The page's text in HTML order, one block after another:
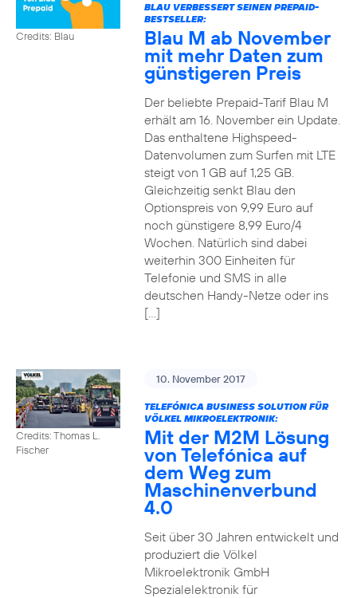
Credits: Blau
BLAU VERBESSERT SEINEN PREPAID-
BESTSELLER:
Blau M ab November
mit mehr Daten zum
günstigeren Preis
Der beliebte Prepaid-Tarif Blau M
erhält am 16. November ein Update.
Das enthaltene Highspeed-
Datenvolumen zum Surfen mit LTE
steigt von 1 GB auf 1,25 GB.
Gleichzeitig senkt Blau den
Optionspreis von 9,99 Euro auf
noch günstigere 8,99 Euro/4
Wochen. Natürlich sind dabei
weiterhin 300 Einheiten für
Telefonie und SMS in alle
deutschen Handy-Netze oder ins
[…]
Credits: Thomas L.
Fischer
10. November 2017
TELEFÓNICA BUSINESS SOLUTION FÜR
VÖLKEL MIKROELEKTRONIK:
Mit der M2M Lösung
von Telefónica auf
dem Weg zum
Maschinenverbund
4.0
Seit über 30 Jahren entwickelt und
produziert die Völkel
Mikroelektronik GmbH
Spezialelektronik für